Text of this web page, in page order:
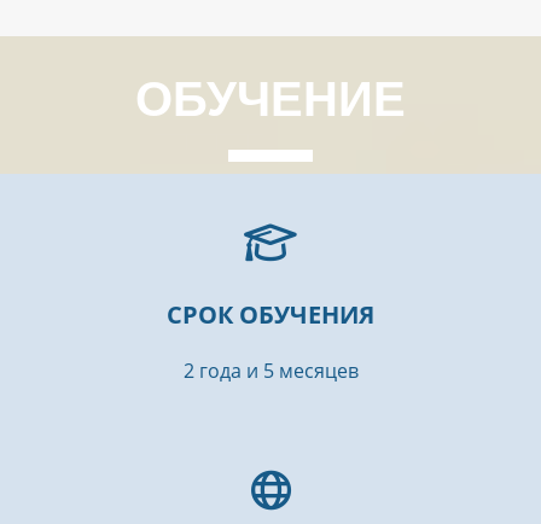
ОБУЧЕНИЕ
СРОК ОБУЧЕНИЯ
2 года и 5 месяцев